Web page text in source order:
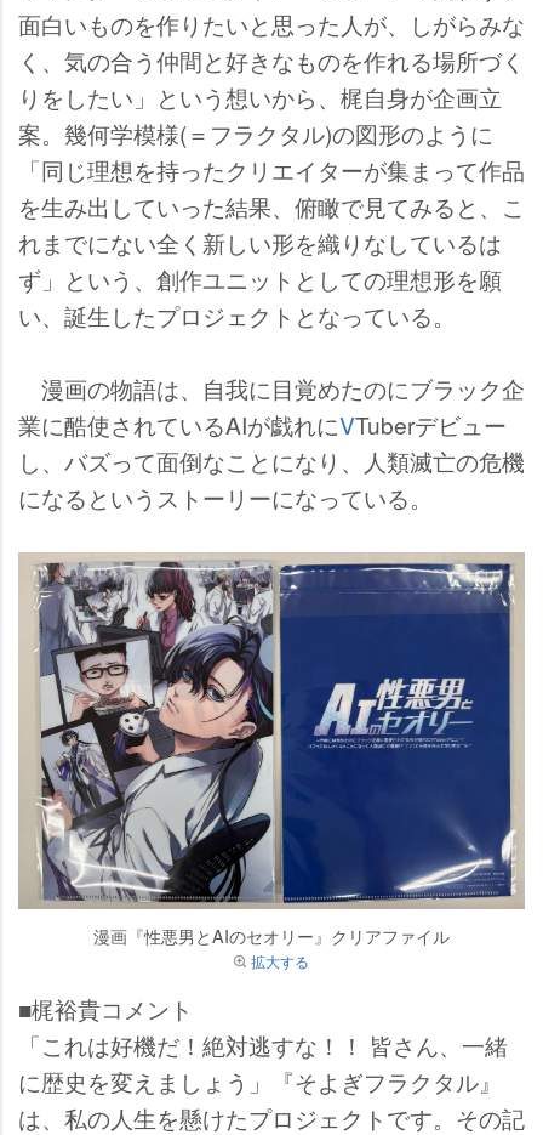
面白いものを作りたいと思った人が、しがらみな
く、気の合う仲間と好きなものを作れる場所づく
りをしたい」という想いから、梶自身が企画立
案。幾何学模様(＝フラクタル)の図形のように
「同じ理想を持ったクリエイターが集まって作品
を生み出していった結果、俯瞰で見てみると、こ
れまでにない全く新しい形を織りなしているは
ず」という、創作ユニットとしての理想形を願
い、誕生したプロジェクトとなっている。
漫画の物語は、自我に目覚めたのにブラック企
業に酷使されているAIが戯れにVTuberデビュー
し、バズって面倒なことになり、人類滅亡の危機
になるというストーリーになっている。
漫画『性悪男とAIのセオリー』クリアファイル
拡大する
■梶裕貴コメント
「これは好機だ！絶対逃すな！！ 皆さん、一緒
に歴史を変えましょう」『そよぎフラクタル』
は、私の人生を懸けたプロジェクトです。その記